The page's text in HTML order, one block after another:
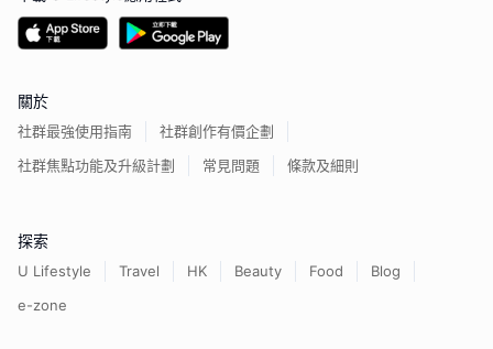
關於
社群最強使用指南
社群創作有價企劃
社群焦點功能及升級計劃
常見問題 條款及細則
探索
U Lifestyle Travel HK Beauty Food
Blog
e-zone